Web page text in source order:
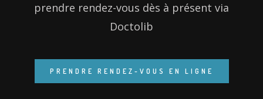
prendre rendez-vous dès à présent via
Doctolib